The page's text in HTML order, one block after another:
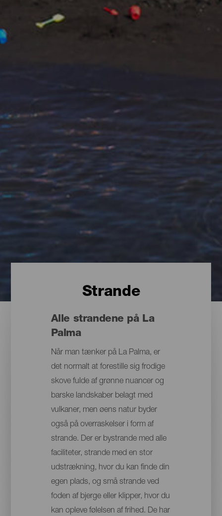
Strande
Alle strandene på La
Palma
Når man tænker på La Palma, er
det normalt at forestille sig frodige
skove fulde af grønne nuancer og
barske landskaber belagt med
vulkaner, men øens natur byder
også på overraskelser i form af
strande. Der er bystrande med alle
faciliteter, strande med en stor
udstrækning, hvor du kan finde din
egen plads, og små strande ved
foden af bjerge eller klipper, hvor du
kan opleve følelsen af frihed. De har